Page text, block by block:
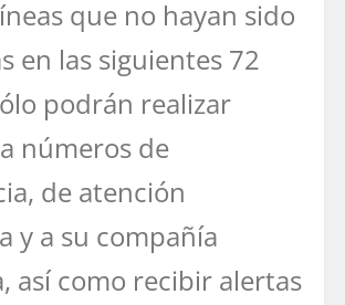
que no hayan sido
en las siguientes 72
podrán realizar
números de
de atención
y a su compañía
así como recibir alertas